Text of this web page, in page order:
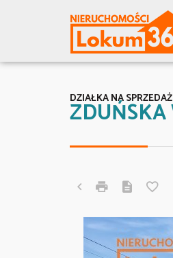
ZDUŃSKA
DZIAŁKA NA SPRZEDAŻ